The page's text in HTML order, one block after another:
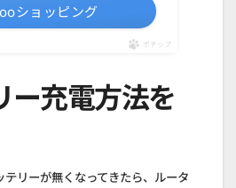
ショッピング
ポチップ
充電方法を
リーが無くなってきたら、ルータ